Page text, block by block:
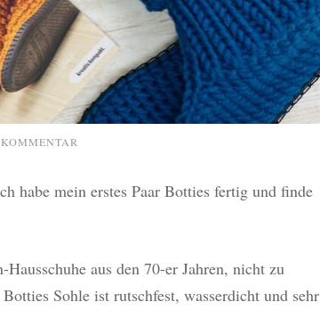
habe mein erstes Paar Botties fertig und finde
aus den 70-er Jahren, nicht zu
Sohle ist rutschfest, wasserdicht und sehr